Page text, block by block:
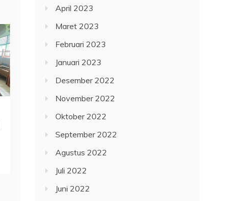
April 2023
Maret 2023
Februari 2023
Januari 2023
Desember 2022
November 2022
Oktober 2022
September 2022
Agustus 2022
Juli 2022
Juni 2022